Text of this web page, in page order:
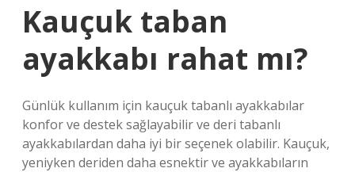
Kauçuk taban
ayakkabı rahat mı?
Günlük kullanım için kauçuk tabanlı ayakkabılar
konfor ve destek sağlayabilir ve deri tabanlı
ayakkabılardan daha iyi bir seçenek olabilir. Kauçuk,
yeniyken deriden daha esnektir ve ayakkabıların